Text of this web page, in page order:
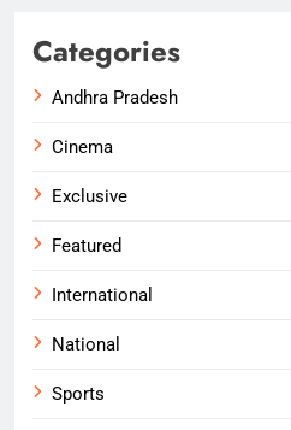
Categories
Andhra Pradesh
Cinema
Exclusive
Featured
International
National
Sports